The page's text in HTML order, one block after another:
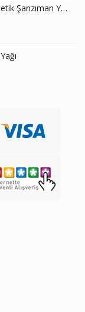
Gemaoil EP 75W-90 Tam Sentetik Şanzıman Yağı